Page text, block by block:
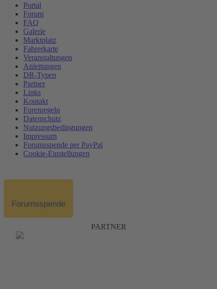
Portal
Forum
FAQ
Galerie
Marktplatz
Fahrerkarte
Veranstaltungen
Anleitungen
DR-Typen
Partner
Links
Kontakt
Forenregeln
Datenschutz
Nutzungsbedingungen
Impressum
Forumsspende per PayPal
Cookie-Einstellungen
Forumsspende
PARTNER